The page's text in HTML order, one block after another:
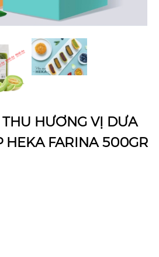
HƯƠNG VỊ DƯA
HEKA FARINA 500GR